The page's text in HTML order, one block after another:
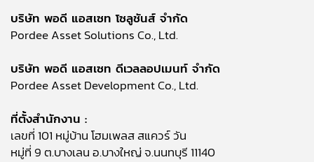
บริษัท พอดี แอสเซท โซลูชันส์ จำกัด
Pordee Asset Solutions Co., Ltd.
บริษัท พอดี แอสเซท ดีเวลลอปเมนท์ จำกัด
Pordee Asset Development Co., Ltd.
ที่ตั้งสำนักงาน :
เลขที่ 101 หมู่บ้าน โฮมเพลส สแควร์ วัน
หมู่ที่ 9 ต.บางเลน อ.บางใหญ่ จ.นนทบุรี 11140